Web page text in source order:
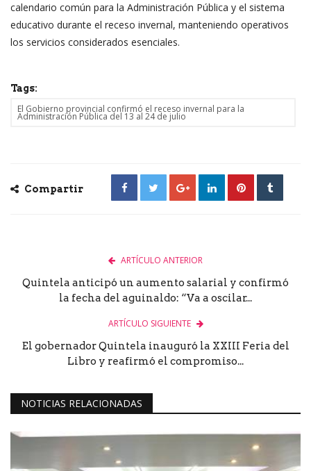
calendario común para la Administración Pública y el sistema
educativo durante el receso invernal, manteniendo operativos
los servicios considerados esenciales.
Tags:
El Gobierno provincial confirmó el receso invernal para la
Administración Pública del 13 al 24 de julio
Compartir
ARTÍCULO ANTERIOR
Quintela anticipó un aumento salarial y confirmó
la fecha del aguinaldo: “Va a oscilar...
ARTÍCULO SIGUIENTE
El gobernador Quintela inauguró la XXIII Feria del
Libro y reafirmó el compromiso...
NOTICIAS RELACIONADAS